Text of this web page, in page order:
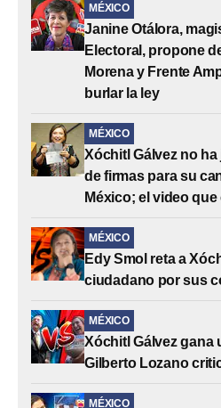
MÉXICO
Janine Otálora,
Electoral, propone
Morena y Frente
burlar la ley
MÉXICO
Xóchitl Gálvez no
de firmas para su
México; el video
MÉXICO
Edy Smol reta a
ciudadano por sus
MÉXICO
Xóchitl Gálvez gana
Gilberto Lozano
MÉXICO